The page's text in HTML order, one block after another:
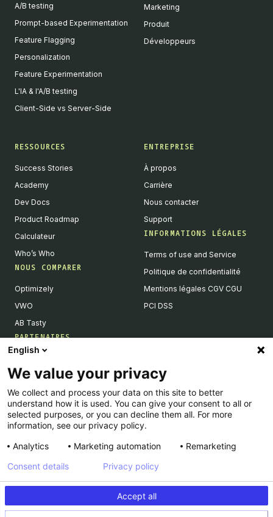
A/B testing
Prompt-based Experimentation
Feature Flagging
Personalization
Feature Experimentation
L'IA & l'A/B testing
Client-Side vs Server-Side
Marketing
Produit
Développeurs
RESSOURCES
Success Stories
Academy
Dev Docs
Product Roadmap
Calculateur
Who’s Who
NOUS COMPARER
Optimizely
VWO
AB Tasty
PARTENAIRES
Devenir partenaires
Liste de nos intégrations
Agences Partenaires
ENTREPRISE
À propos
Carrière
Nous contacter
Support
INFORMATIONS LÉGALES
Terms of use and Service
Politique de confidentialité
Mentions légales CGV CGU
PCI DSS
© Kameleoon — 2026 All rights Reserved
Privacy policy
English
We value your privacy
We collect and process your data on this site to better
understand how it is used. You can give your consent to all or
selected purposes, or you can decline them all. For more
information, see our privacy policy.
Analytics
Marketing automation Remarketing
Accept all
Consent details Privacy policy